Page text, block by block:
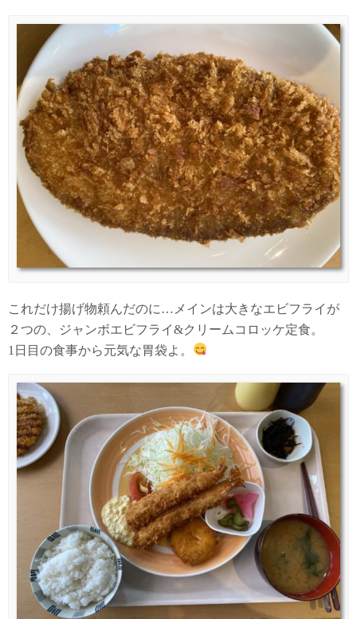
これだけ揚げ物頼んだのに…メインは大きなエビフライが
２つの、ジャンボエビフライ&クリームコロッケ定食。
1日目の食事から元気な胃袋よ。